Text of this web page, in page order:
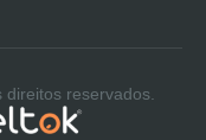
direitos reservados.